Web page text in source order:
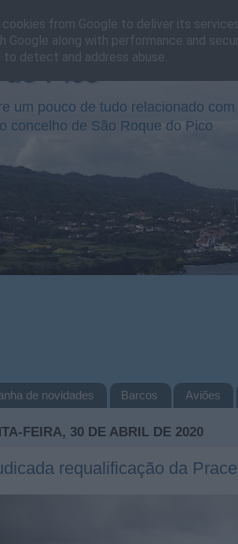
Pico
um pouco de tudo relacionado
concelho de São Roque do Pico
de novidades Barcos Aviões
FEIRA, 30 DE ABRIL DE 2020
requalificação da
from Google to deliver its
Google along with performance and
detect and address abuse.